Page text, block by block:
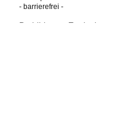
- barrierefrei -
Buddhismus Entdecken